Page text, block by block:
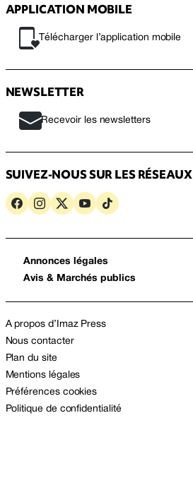
APPLICATION MOBILE
Télécharger l’application mobile
NEWSLETTER
Recevoir les newsletters
SUIVEZ-NOUS SUR LES RÉSEAUX
Annonces légales
Avis & Marchés publics
A propos d’Imaz Press
Nous contacter
Plan du site
Mentions légales
Préférences cookies
Politique de confidentialité